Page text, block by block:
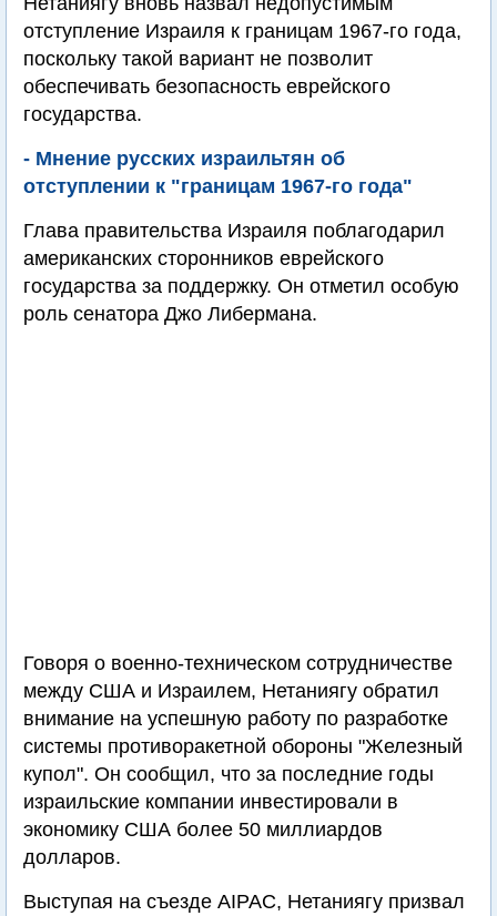
отступление Израиля к границам 1967-го года,
поскольку такой вариант не позволит
обеспечивать безопасность еврейского
государства.
- Мнение русских израильтян об
отступлении к "границам 1967-го года"
Глава правительства Израиля поблагодарил
американских сторонников еврейского
государства за поддержку. Он отметил особую
роль сенатора Джо Либермана.
Говоря о военно-техническом сотрудничестве
между США и Израилем, Нетаниягу обратил
внимание на успешную работу по разработке
системы противоракетной обороны "Железный
купол". Он сообщил, что за последние годы
израильские компании инвестировали в
экономику США более 50 миллиардов
долларов.
Выступая на съезде AIPAC, Нетаниягу призвал